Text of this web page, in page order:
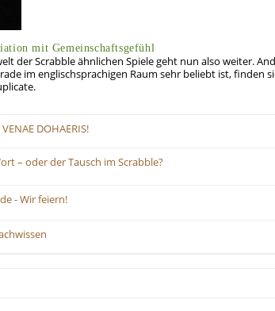
mit Gemeinschaftsgefühl
der Scrabble ähnlichen Spiele geht nun also weiter.
im englischsprachigen Raum sehr beliebt ist, finden
DOHAERIS!
– oder der Tausch im Scrabble?
- Wir feiern!